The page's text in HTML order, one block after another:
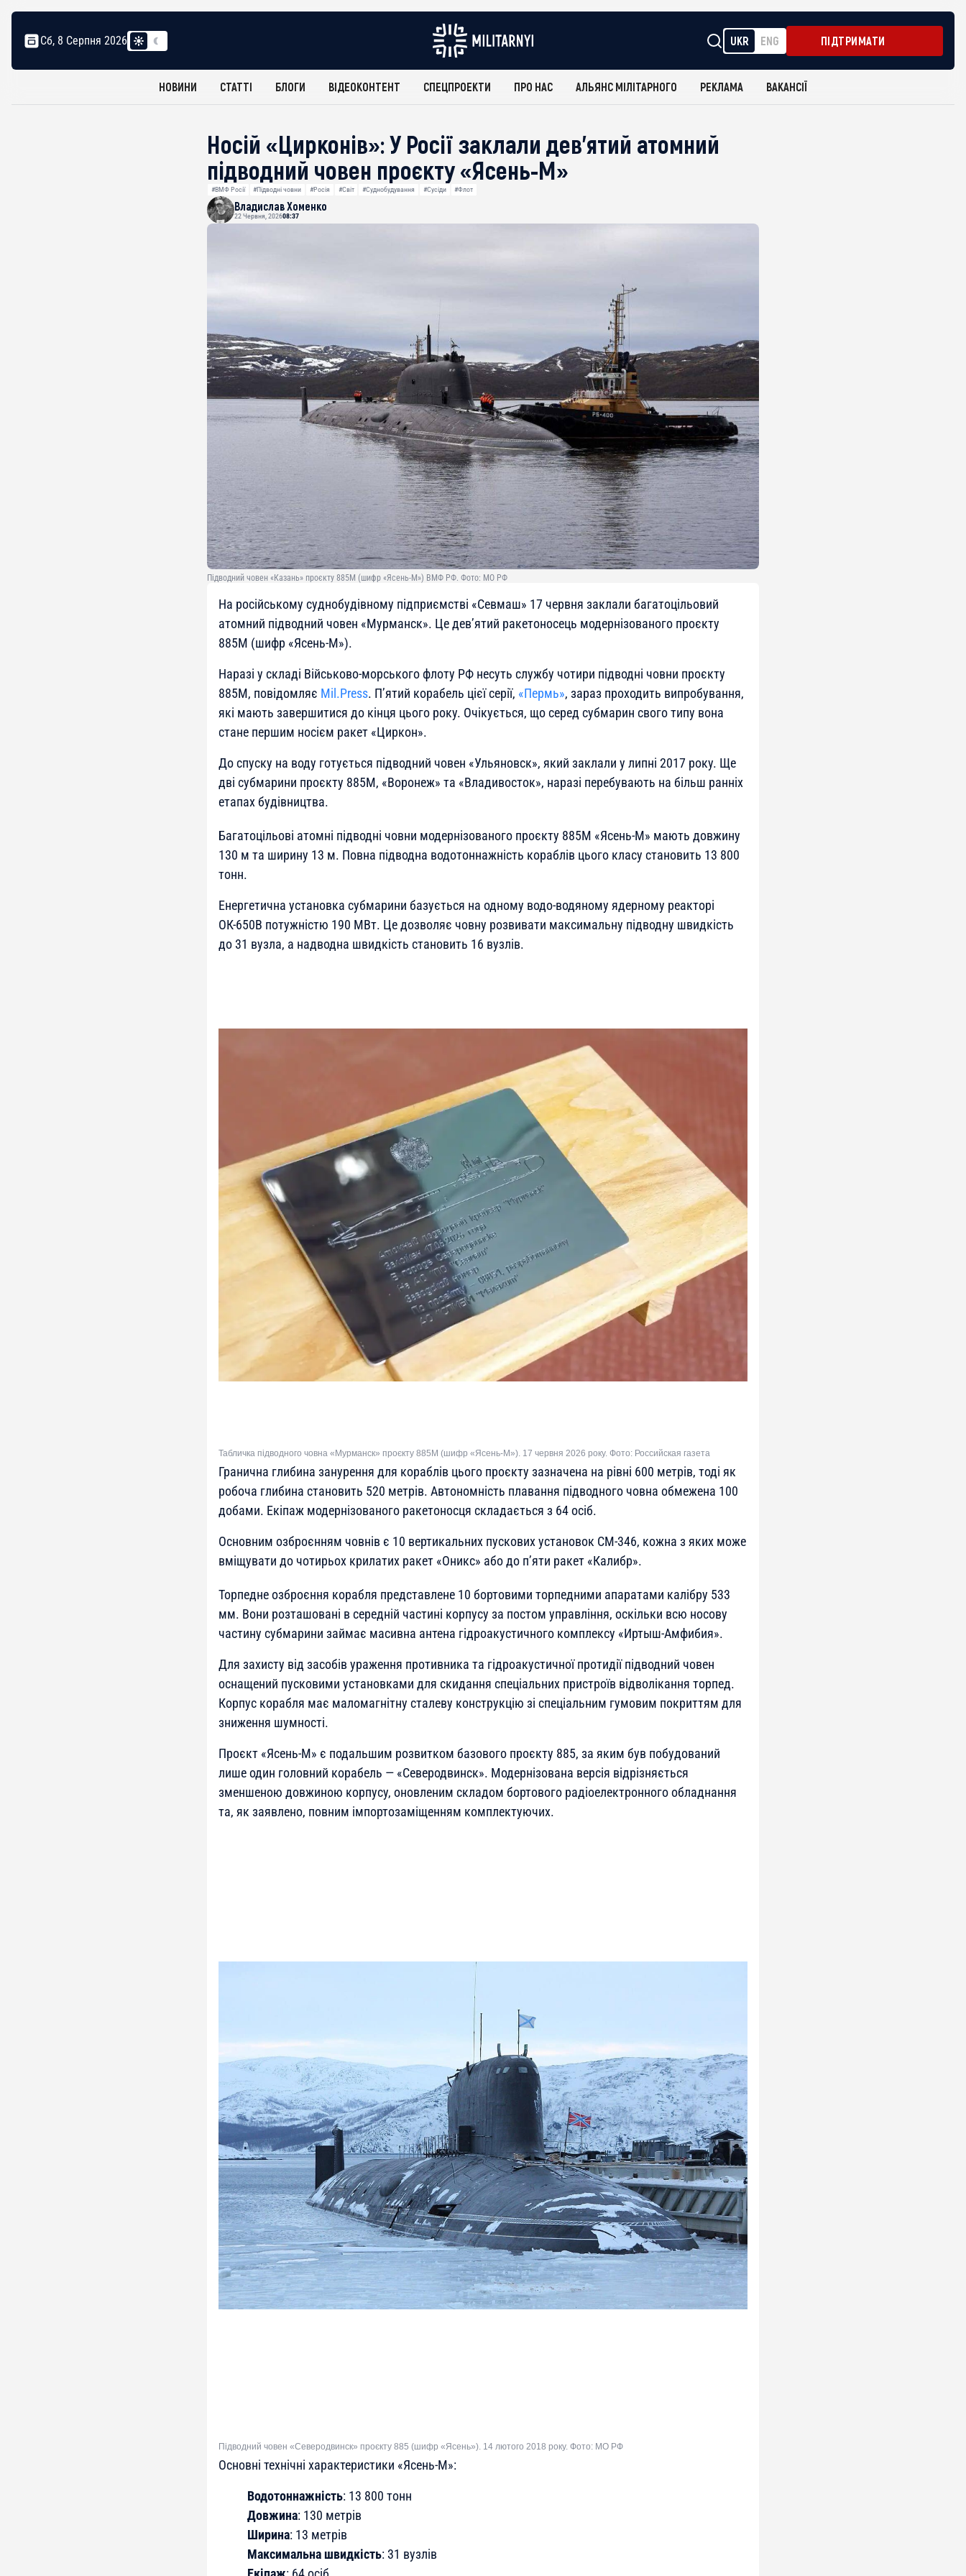
Сб, 8 Серпня 2026 UKR ENG ПІДТРИМАТИ
НОВИНИ СТАТТІ БЛОГИ ВІДЕОКОНТЕНТ СПЕЦПРОЕКТИ ПРО НАС АЛЬЯНС МІЛІТАРНОГО РЕКЛАМА ВАКАНСІЇ
Носій «Цирконів»: У Росії заклали дев’ятий атомний
підводний човен проєкту «Ясень-М»
#ВМФ Росії #Підводні човни #Росія #Світ #Суднобудування #Сусіди #Флот
Владислав Хоменко
22 Червня, 202608:37
Підводний човен «Казань» проєкту 885М (шифр «Ясень-М») ВМФ РФ. Фото: МО РФ
На російському суднобудівному підприємстві «Севмаш» 17 червня заклали багатоцільовий
атомний підводний човен «Мурманск». Це дев’ятий ракетоносець модернізованого проєкту
885М (шифр «Ясень-М»).
Наразі у складі Військово-морського флоту РФ несуть службу чотири підводні човни проєкту
885М, повідомляє Mil.Press. П’ятий корабель цієї серії, «Пермь», зараз проходить випробування,
які мають завершитися до кінця цього року. Очікується, що серед субмарин свого типу вона
стане першим носієм ракет «Циркон».
До спуску на воду готується підводний човен «Ульяновск», який заклали у липні 2017 року. Ще
дві субмарини проєкту 885М, «Воронеж» та «Владивосток», наразі перебувають на більш ранніх
етапах будівництва.
Багатоцільові атомні підводні човни модернізованого проєкту 885М «Ясень-М» мають довжину
130 м та ширину 13 м. Повна підводна водотоннажність кораблів цього класу становить 13 800
тонн.
Енергетична установка субмарини базується на одному водо-водяному ядерному реакторі
ОК-650В потужністю 190 МВт. Це дозволяє човну розвивати максимальну підводну швидкість
до 31 вузла, а надводна швидкість становить 16 вузлів.
Табличка підводного човна «Мурманск» проєкту 885М (шифр «Ясень-М»). 17 червня 2026 року. Фото: Российская газета
Гранична глибина занурення для кораблів цього проєкту зазначена на рівні 600 метрів, тоді як
робоча глибина становить 520 метрів. Автономність плавання підводного човна обмежена 100
добами. Екіпаж модернізованого ракетоносця складається з 64 осіб.
Основним озброєнням човнів є 10 вертикальних пускових установок СМ-346, кожна з яких може
вміщувати до чотирьох крилатих ракет «Оникс» або до п’яти ракет «Калибр».
Торпедне озброєння корабля представлене 10 бортовими торпедними апаратами калібру 533
мм. Вони розташовані в середній частині корпусу за постом управління, оскільки всю носову
частину субмарини займає масивна антена гідроакустичного комплексу «Иртыш-Амфибия».
Для захисту від засобів ураження противника та гідроакустичної протидії підводний човен
оснащений пусковими установками для скидання спеціальних пристроїв відволікання торпед.
Корпус корабля має маломагнітну сталеву конструкцію зі спеціальним гумовим покриттям для
зниження шумності.
Проєкт «Ясень-М» є подальшим розвитком базового проєкту 885, за яким був побудований
лише один головний корабель — «Северодвинск». Модернізована версія відрізняється
зменшеною довжиною корпусу, оновленим складом бортового радіоелектронного обладнання
та, як заявлено, повним імпортозаміщенням комплектуючих.
Підводний човен «Северодвинск» проєкту 885 (шифр «Ясень»). 14 лютого 2018 року. Фото: МО РФ
Основні технічні характеристики «Ясень-М»:
Водотоннажність: 13 800 тонн
Довжина: 130 метрів
Ширина: 13 метрів
Максимальна швидкість: 31 вузлів